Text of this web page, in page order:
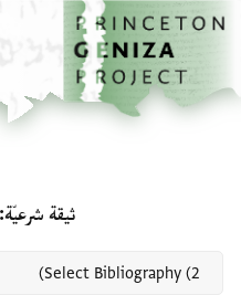
إلى المحتوى الرئيسي
الرئيسية
ثيقة شرعيّة